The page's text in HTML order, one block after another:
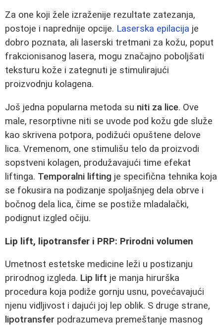
Za one koji žele izraženije rezultate zatezanja,
postoje i naprednije opcije. Laserska epilacija je
dobro poznata, ali laserski tretmani za kožu, poput
frakcionisanog lasera, mogu značajno poboljšati
teksturu kože i zategnuti je stimulirajući
proizvodnju kolagena.
Još jedna popularna metoda su niti za lice. Ove
male, resorptivne niti se uvode pod kožu gde služe
kao skrivena potpora, podižući opuštene delove
lica. Vremenom, one stimulišu telo da proizvodi
sopstveni kolagen, produžavajući time efekat
liftinga. Temporalni lifting je specifična tehnika koja
se fokusira na podizanje spoljašnjeg dela obrve i
bočnog dela lica, čime se postiže mladalački,
podignut izgled očiju.
Lip lift, lipotransfer i PRP: Prirodni volumen
Umetnost estetske medicine leži u postizanju
prirodnog izgleda. Lip lift je manja hirurška
procedura koja podiže gornju usnu, povećavajući
njenu vidljivost i dajući joj lep oblik. S druge strane,
lipotransfer podrazumeva premeštanje masnog